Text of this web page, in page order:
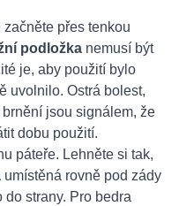
přes tenkou
podložka nemusí být
je, aby použití bylo
uvolnilo. Ostrá bolest,
jsou signálem, že
dobu použití.
páteře. Lehněte si tak,
umístěná rovně pod zády
strany. Pro bedra